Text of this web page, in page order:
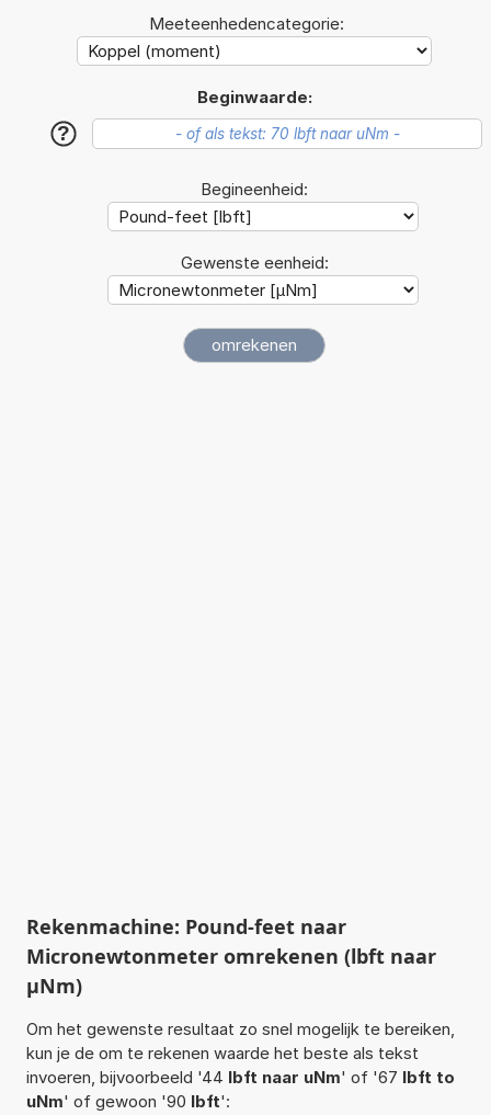
Meeteenhedencategorie:
Beginwaarde:
?
Begineenheid:
Gewenste eenheid:
Rekenmachine: Pound-feet naar
Micronewtonmeter omrekenen (lbft naar
µNm)
Om het gewenste resultaat zo snel mogelijk te bereiken,
kun je de om te rekenen waarde het beste als tekst
invoeren, bijvoorbeeld '44 lbft naar uNm' of '67 lbft to
uNm' of gewoon '90 lbft':